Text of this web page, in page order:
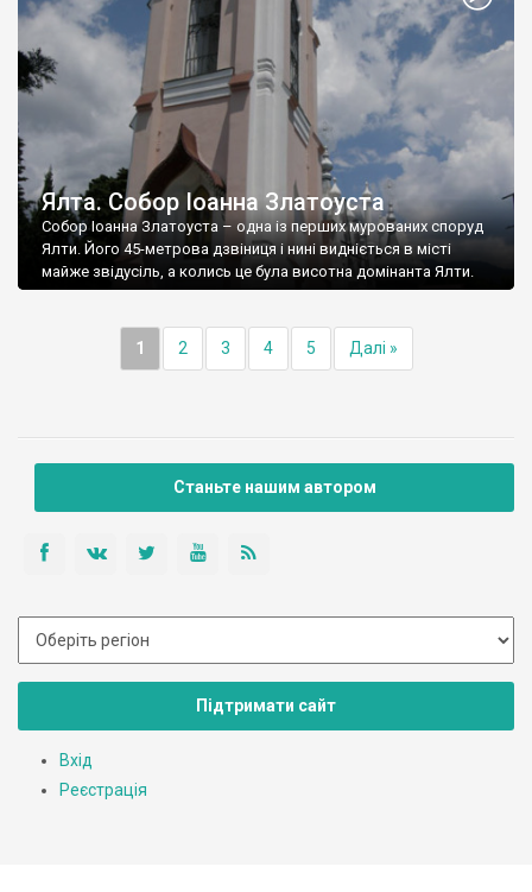
Ялта. Собор Іоанна Златоуста
Собор Іоанна Златоуста – одна із перших мурованих споруд
Ялти. Його 45-метрова дзвіниця і нині видніється в місті
майже звідусіль, а колись це була висотна домінанта Ялти.
1 2 3 4 5 Далі »
Станьте нашим автором
Підтримати сайт
Вхід
Реєстрація